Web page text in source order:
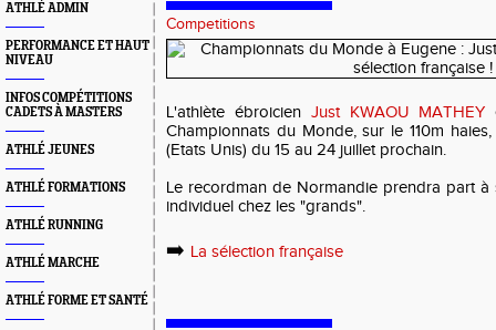
ATHLÉ ADMIN
PERFORMANCE ET HAUT
NIVEAU
INFOS COMPÉTITIONS
CADETS À MASTERS
ATHLÉ JEUNES
ATHLÉ FORMATIONS
ATHLÉ RUNNING
ATHLÉ MARCHE
ATHLÉ FORME ET SANTÉ
Competitions
L'athlète ébroicien Just KWAOU MATHEY
Championnats du Monde, sur le 110m
(Etats Unis) du 15 au 24 juillet prochain.
Le recordman de Normandie prendra part à
individuel chez les "grands".
➡️ La sélection française